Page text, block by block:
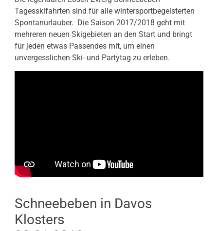
Tagesskifahrten sind für alle wintersportbegeisterten
Spontanurlauber. Die Saison 2017/2018 geht mit
mehreren neuen Skigebieten an den Start und bringt
für jeden etwas Passendes mit, um einen
unvergesslichen Ski- und Partytag zu erleben.
Schneebeben in Davos
Klosters